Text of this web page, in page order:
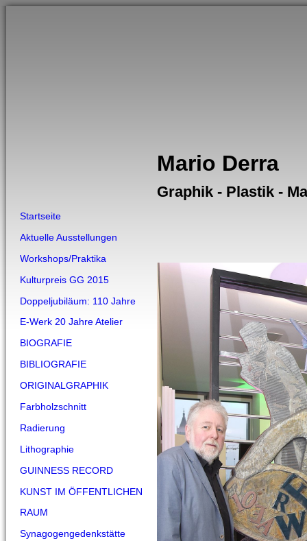
Mario Derra
Graphik - Plastik -
Startseite
Aktuelle Ausstellungen
Workshops/Praktika
Kulturpreis GG 2015
Doppeljubiläum: 110 Jahre
E-Werk 20 Jahre Atelier
BIOGRAFIE
BIBLIOGRAFIE
ORIGINALGRAPHIK
Farbholzschnitt
Radierung
Lithographie
GUINNESS RECORD
KUNST IM ÖFFENTLICHEN
RAUM
Synagogengedenkstätte